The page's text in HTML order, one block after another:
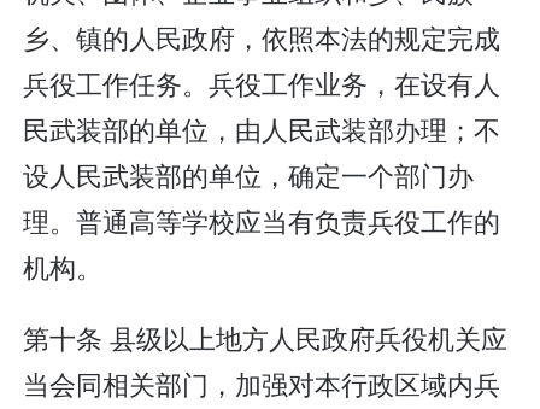
乡、镇的人民政府，依照本法的规定完成
兵役工作任务。兵役工作业务，在设有人
民武装部的单位，由人民武装部办理；不
设人民武装部的单位，确定一个部门办
理。普通高等学校应当有负责兵役工作的
机构。
第十条 县级以上地方人民政府兵役机关应
当会同相关部门，加强对本行政区域内兵